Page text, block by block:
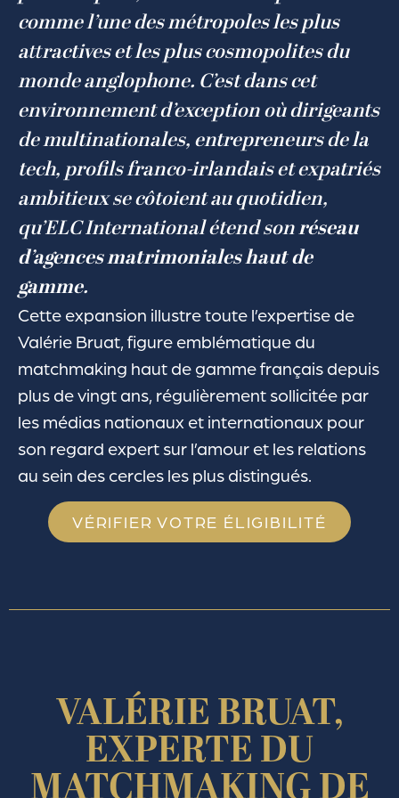
comme l’une des métropoles les plus
attractives et les plus cosmopolites du
monde anglophone. C’est dans cet
environnement d’exception où dirigeants
de multinationales, entrepreneurs de la
tech, profils franco-irlandais et expatriés
ambitieux se côtoient au quotidien,
qu’ELC International étend sonréseau
d’agences matrimoniales haut de
gamme.
Cette expansion illustre toute l’expertise de
Valérie Bruat, figure emblématique du
matchmaking haut de gamme français depuis
plus de vingt ans, régulièrement sollicitée par
les médias nationaux et internationaux pour
son regard expert sur l’amour et les relations
au sein des cercles les plus distingués.
VÉRIFIER VOTRE ÉLIGIBILITÉ
VALÉRIE BRUAT,
EXPERTE DU